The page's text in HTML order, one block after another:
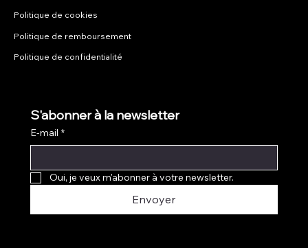
Politique de cookies
Politique de remboursement
Politique de confidentialité
S'abonner à la newsletter
E-mail *
Oui, je veux m'abonner à votre newsletter.
Envoyer